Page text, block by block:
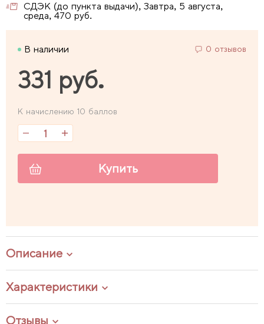
СДЭК (до пункта выдачи), Завтра, 5 августа,
среда, 470 руб.
В наличии 0 отзывов
331 руб.
К начислению 10 баллов
Купить
Описание
Характеристики
Отзывы